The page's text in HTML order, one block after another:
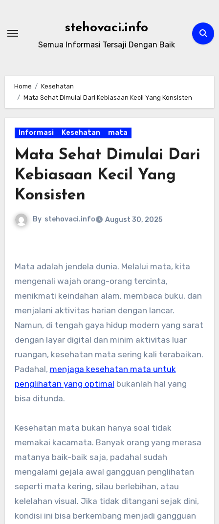
content
stehovaci.info
Semua Informasi Tersaji Dengan Baik
Home
Kesehatan
Mata Sehat Dimulai Dari Kebiasaan Kecil Yang Konsisten
Informasi Kesehatan mata
Mata Sehat Dimulai Dari
Kebiasaan Kecil Yang
Konsisten
By stehovaci.info August 30, 2025
Mata adalah jendela dunia. Melalui mata, kita
mengenali wajah orang-orang tercinta,
menikmati keindahan alam, membaca buku, dan
menjalani aktivitas harian dengan lancar.
Namun, di tengah gaya hidup modern yang sarat
dengan layar digital dan minim aktivitas luar
ruangan, kesehatan mata sering kali terabaikan.
Padahal, menjaga kesehatan mata untuk
penglihatan yang optimal bukanlah hal yang
bisa ditunda.
Kesehatan mata bukan hanya soal tidak
memakai kacamata. Banyak orang yang merasa
matanya baik-baik saja, padahal sudah
mengalami gejala awal gangguan penglihatan
seperti mata kering, silau berlebihan, atau
kelelahan visual. Jika tidak ditangani sejak dini,
kondisi ini bisa berkembang menjadi gangguan